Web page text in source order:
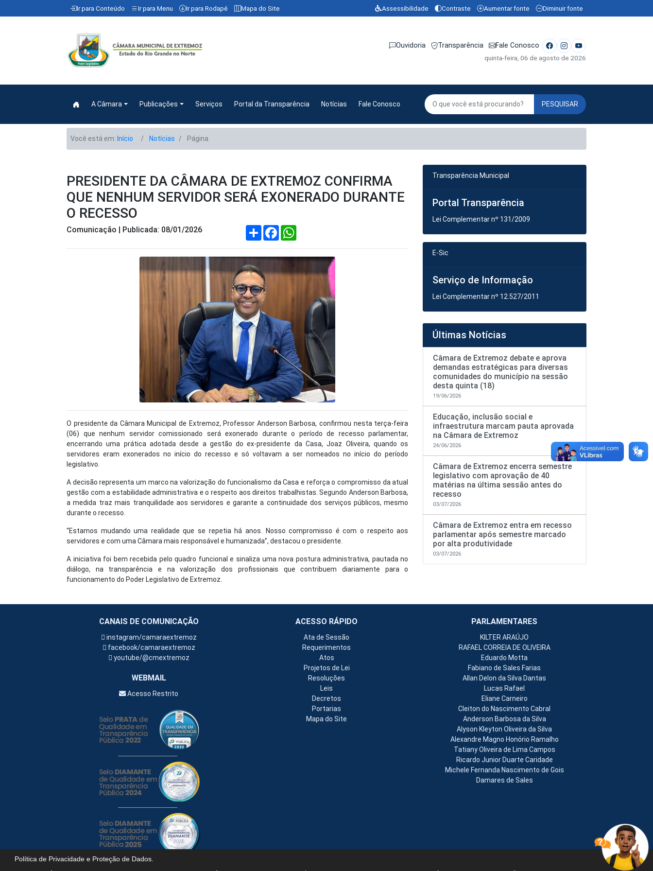
Ir para Conteúdo Ir para Menu Ir para Rodapé Mapa do Site Assessibilidade Contraste Aumentar fonte Diminuir fonte
Ouvidoria Transparência Fale Conosco
quinta-feira, 06 de agosto de 2026
A Câmara Publicações Serviços Portal da Transparência Notícias Fale Conosco PESQUISAR
Você está em: Início Notícias Página
PRESIDENTE DA CÂMARA DE EXTREMOZ CONFIRMA
QUE NENHUM SERVIDOR SERÁ EXONERADO DURANTE
O RECESSO
Comunicação | Publicada: 08/01/2026 Compartilhar
FacebookWhatsApp
O presidente da Câmara Municipal de Extremoz, Professor Anderson Barbosa, confirmou nesta terça-feira
(06) que nenhum servidor comissionado será exonerado durante o período de recesso parlamentar,
encerrando uma prática adotada desde a gestão do ex-presidente da Casa, Joaz Oliveira, quando os
servidores eram exonerados no início do recesso e só voltavam a ser nomeados no início do período
legislativo.
A decisão representa um marco na valorização do funcionalismo da Casa e reforça o compromisso da atual
gestão com a estabilidade administrativa e o respeito aos direitos trabalhistas. Segundo Anderson Barbosa,
a medida traz mais tranquilidade aos servidores e garante a continuidade dos serviços públicos, mesmo
durante o recesso.
“Estamos mudando uma realidade que se repetia há anos. Nosso compromisso é com o respeito aos
servidores e com uma Câmara mais responsável e humanizada”, destacou o presidente.
A iniciativa foi bem recebida pelo quadro funcional e sinaliza uma nova postura administrativa, pautada no
diálogo, na transparência e na valorização dos profissionais que contribuem diariamente para o
funcionamento do Poder Legislativo de Extremoz.
Transparência Municipal
Portal Transparência
Lei Complementar nº 131/2009
E-Sic
Serviço de Informação
Lei Complementar nº 12.527/2011
Últimas Notícias
Câmara de Extremoz debate e aprova
demandas estratégicas para diversas
comunidades do município na sessão
desta quinta (18)
19/06/2026
Educação, inclusão social e
infraestrutura marcam pauta aprovada
na Câmara de Extremoz
24/06/2026
Câmara de Extremoz encerra semestre
legislativo com aprovação de 40
matérias na última sessão antes do
recesso
03/07/2026
Câmara de Extremoz entra em recesso
parlamentar após semestre marcado
por alta produtividade
03/07/2026
CANAIS DE COMUNICAÇÃO
instagram/camaraextremoz
facebook/camaraextremoz
youtube/@cmextremoz
WEBMAIL
Acesso Restrito
ACESSO RÁPIDO
Ata de Sessão
Requerimentos
Atos
Projetos de Lei
Resoluções
Leis
Decretos
Portarias
Mapa do Site
PARLAMENTARES
KILTER ARAÚJO
RAFAEL CORREIA DE OLIVEIRA
Eduardo Motta
Fabiano de Sales Farias
Allan Delon da Silva Dantas
Lucas Rafael
Eliane Carneiro
Cleiton do Nascimento Cabral
Anderson Barbosa da Silva
Alyson Kleyton Oliveira da Silva
Alexandre Magno Honório Ramalho
Tatiany Oliveira de Lima Campos
Ricardo Junior Duarte Caridade
Michele Fernanda Nascimento de Gois
Damares de Sales
Política de Privacidade e Proteção de Dados.